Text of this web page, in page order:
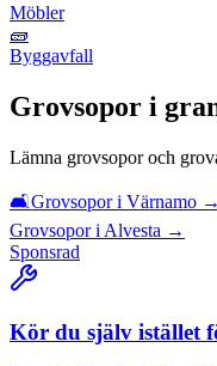
Möbler
🧱
Byggavfall
Grovsopor i
Lämna grovsopor och
🛋️Grovsopori Värnamo →
Grovsopori Alvesta →
Sponsrad
Kör du själv istället